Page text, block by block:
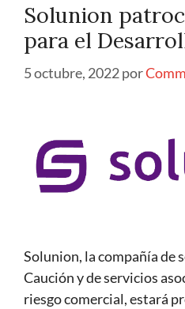
Solunion
para el
5 octubre, 2022por
Solunion, la compañía de
Caución y de servicios
riesgo comercial, estará